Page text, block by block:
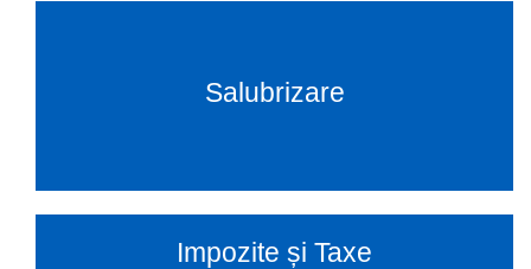
Salubrizare
Impozite și Taxe